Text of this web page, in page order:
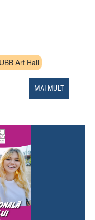
UBB Art Hall
MAI MULT